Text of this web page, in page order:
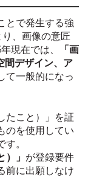
とで発生する強
、画像の意匠
現在では、
「画
間デザイン、ア
て一般的になっ
たこと）」を証
のを使用してい
。
）」 が登録要件
前に出願しなけ